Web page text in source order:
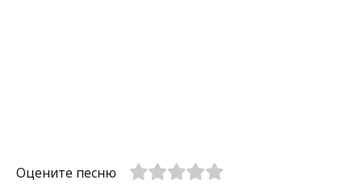
Оцените песню